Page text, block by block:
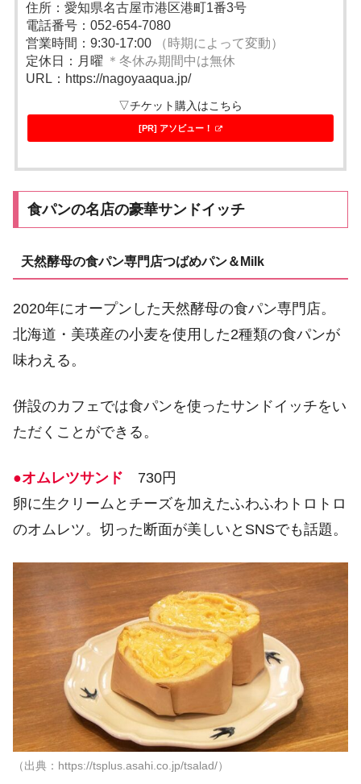
住所：愛知県名古屋市港区港町1番3号
電話番号：052-654-7080
営業時間：9:30-17:00
（時期によって変動）
定休日：月曜 ＊冬休み期間中は無休
URL：https://nagoyaaqua.jp/
▽チケット購入はこちら
[PR] アソビュー！
食パンの名店の豪華サンドイッチ
天然酵母の食パン専門店つばめパン＆Milk
2020年にオープンした天然酵母の食パン専門店。
北海道・美瑛産の小麦を使用した2種類の食パンが
味わえる。
併設のカフェでは食パンを使ったサンドイッチをい
ただくことができる。
●オムレツサンド 730円
卵に生クリームとチーズを加えたふわふわトロトロ
のオムレツ。切った断面が美しいとSNSでも話題。
（出典：https://tsplus.asahi.co.jp/tsalad/）